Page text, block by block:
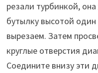
резали турбинкой,
бутылку высотой один
вырезаем. Затем
круглые отверстия
Соедините внизу эти